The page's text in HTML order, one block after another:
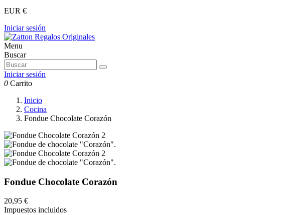
EUR €
Iniciar sesión
Menu
Buscar
Iniciar sesión
0 Carrito
Inicio
Cocina
Fondue Chocolate Corazón
Fondue Chocolate Corazón
20,95 €
Impuestos incluidos